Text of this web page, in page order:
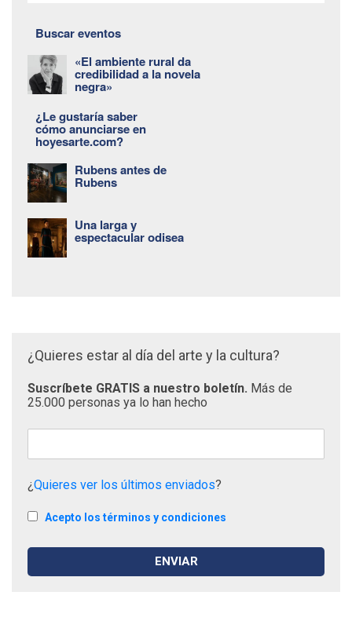
Buscar eventos
«El ambiente rural da
credibilidad a la novela
negra»
¿Le gustaría saber
cómo anunciarse en
hoyesarte.com?
Rubens antes de
Rubens
Una larga y
espectacular odisea
¿Quieres estar al día del arte y la cultura?
Suscríbete GRATIS a nuestro boletín. Más de
25.000 personas ya lo han hecho
¿Quieres ver los últimos enviados?
Acepto los términos y condiciones